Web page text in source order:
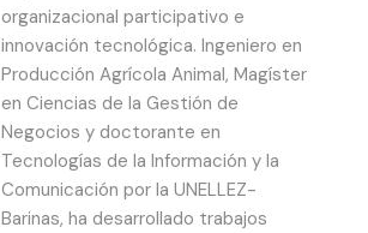
organizacional participativo e
innovación tecnológica. Ingeniero en
Producción Agrícola Animal, Magíster
en Ciencias de la Gestión de
Negocios y doctorante en
Tecnologías de la Información y la
Comunicación por la UNELLEZ-
Barinas, ha desarrollado trabajos